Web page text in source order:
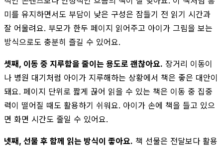
미를 유지하면서도 부담이 낮은 구성은 잠들기 전 읽기 시간과
잘 어울려요. 부모가 한두 페이지 읽어주고 아이가 그림을 보는
방식으로도 충분히 즐길 수 있어요.
셋째, 이동 중 지루함을 줄이는 용도로 괜찮아요. 장거리 이동이
나 병원 대기처럼 아이가 지루해하는 상황에서 책은 좋은 대안이
돼요. 페이지 단위로 짧게 끊어 읽을 수 있는 책은 이동 중 집중
력이 떨어질 때도 활용하기 쉬워요. 아이가 손에 책을 들고 있으
면 화면 시간도 줄일 수 있어요.
넷째, 선물 후 함께 읽는 방식이 좋아요. 책 선물은 전달보다 활용